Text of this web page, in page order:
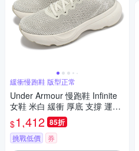
緩衝慢跑鞋 版型正常
Under Armour 慢跑鞋 Infinite
女鞋 米白 緩衝 厚底 支撐 運動
鞋 UA 3027524200
$1,412 85折
挑戰低價 券